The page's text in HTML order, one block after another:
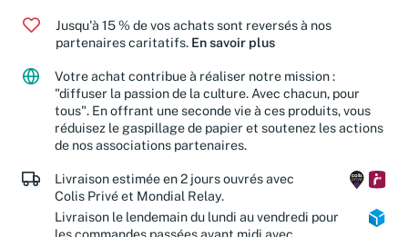
Jusqu'à 15 % de vos achats sont reversés à nos
partenaires caritatifs. En savoir plus
Votre achat contribue à réaliser notre mission :
"diffuser la passion de la culture. Avec chacun, pour
tous". En offrant une seconde vie à ces produits, vous
réduisez le gaspillage de papier et soutenez les actions
de nos associations partenaires.
Livraison estimée en 2 jours ouvrés avec
Colis Privé et Mondial Relay.
Livraison le lendemain du lundi au vendredi pour
les commandes passées avant midi avec